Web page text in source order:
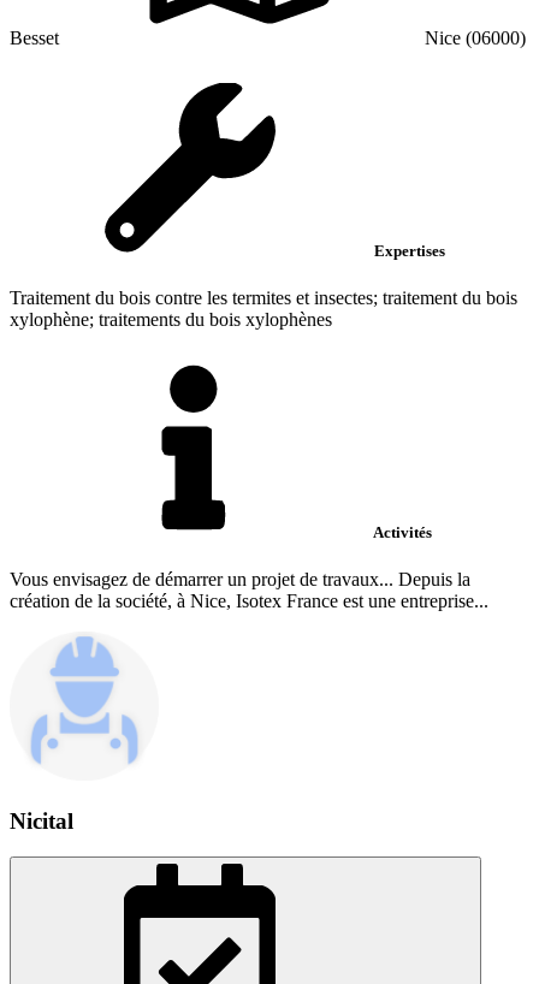
Besset Nice (06000)
Expertises
Traitement du bois contre les termites et insectes; traitement du bois
xylophène; traitements du bois xylophènes
Activités
Vous envisagez de démarrer un projet de travaux... Depuis la
création de la société, à Nice, Isotex France est une entreprise...
Nicital